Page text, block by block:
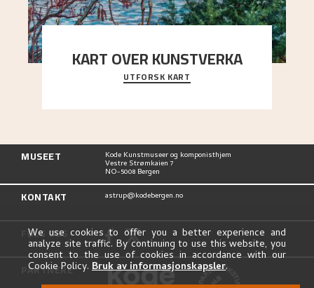
KART OVER KUNSTVERKA
Utforsk stedene og utsiktene i Astrups malerier
UTFORSK KART
MUSEET Kode Kunstmuseer og komponisthjem
Vestre Strømkaien 7
NO-5008 Bergen
KONTAKT astrup@kodebergen.no
FØLG OSS
PARTNERE
We use cookies to offer you a better experience and
analyze site traffic. By continuing to use this website, you
consent to the use of cookies in accordance with our
Cookie Policy. Bruk av informasjonskapsler.